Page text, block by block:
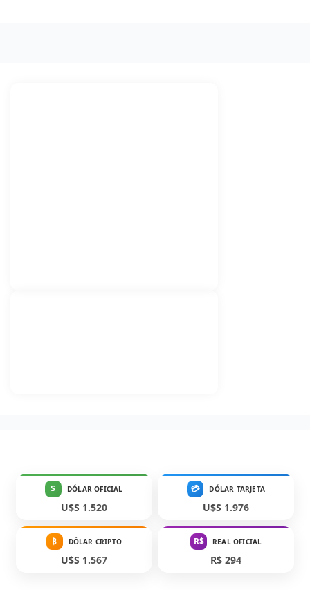
$ DÓLAR OFICIAL
U$S 1.520
💳 DÓLAR TARJETA
U$S 1.976
₿ DÓLAR CRIPTO
U$S 1.567
R$ REAL OFICIAL
R$ 294